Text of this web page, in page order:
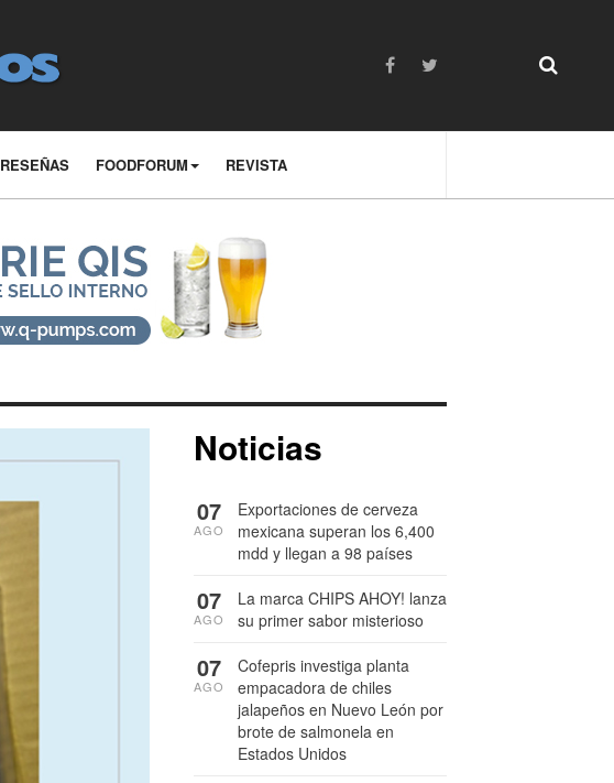
RESEÑAS FOODFORUM REVISTA
Noticias
Exportaciones de cerveza
mexicana superan los 6,400
mdd y llegan a 98 países
07
AGO
La marca CHIPS AHOY! lanza
su primer sabor misterioso
07
AGO
Cofepris investiga planta
empacadora de chiles
jalapeños en Nuevo León por
brote de salmonela en
Estados Unidos
07
AGO